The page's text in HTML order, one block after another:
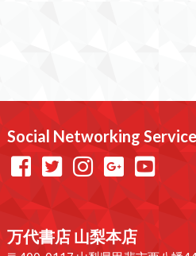
Social Networking Service
万代書店 山梨本店